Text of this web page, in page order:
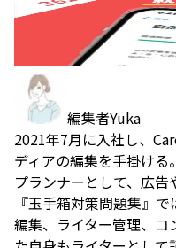
編集者Yuka
2021年7月に入社し、
ディアの編集を手掛け
プランナーとして、広告
『玉手箱対策問題集』
編集、ライター管理、コ